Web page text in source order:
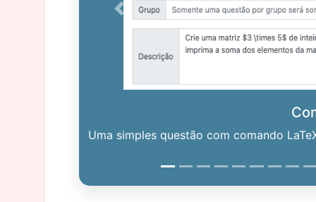
Uma simples questão com comando
Previous